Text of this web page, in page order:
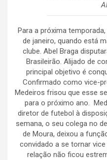
Para a próxima
de janeiro, quando está
clube. Abel Braga
Brasileirão. Alijado de
principal objetivo é
Confirmado como vice-
Medeiros frisou que esse
para o próximo ano.
diretor de futebol à
semana, o seu colega no
de Moura, deixou a
convidado a se tornar
relação não ficou